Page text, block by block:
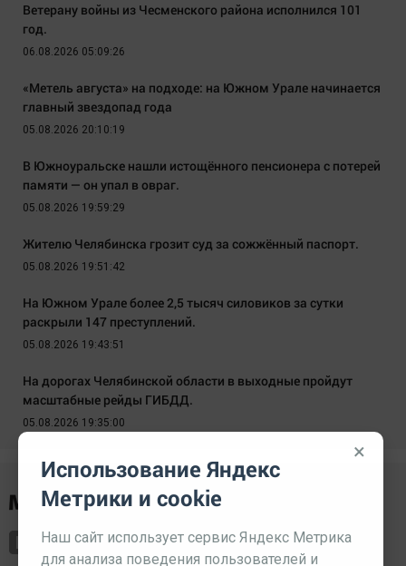
Ветерану войны из Чесменского района исполнился 101
год.
06.08.2026 05:09:26
«Метель августа» на подходе: на Южном Урале начинается
главный звездопад года
05.08.2026 20:10:19
В Южноуральске нашли истощённого пенсионера с потерей
памяти — он упал в овраг.
05.08.2026 19:59:29
Жителю Челябинска грозит суд за сожжённый паспорт.
05.08.2026 19:51:42
На Южном Урале более 2,5 тысяч силовиков за сутки
раскрыли 147 преступлений.
05.08.2026 19:43:51
На дорогах Челябинской области в выходные пройдут
масштабные рейды ГИБДД.
05.08.2026 19:35:00
×
Использование Яндекс
Метрики и cookie
Наш сайт использует сервис Яндекс Метрика
для анализа поведения пользователей и